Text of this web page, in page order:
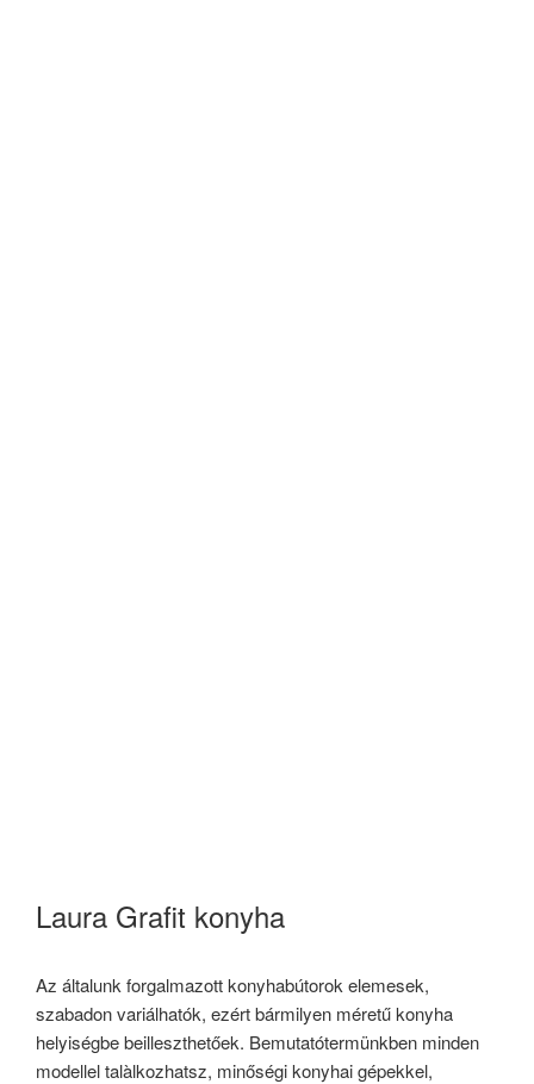
Laura Grafit konyha
Az általunk forgalmazott konyhabútorok elemesek,
szabadon variálhatók, ezért bármilyen méretű konyha
helyiségbe beilleszthetőek. Bemutatótermünkben minden
modellel talàlkozhatsz, minőségi konyhai gépekkel,